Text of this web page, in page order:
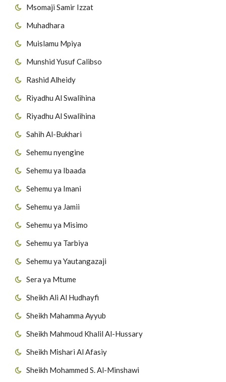
Msomaji Samir Izzat
Muhadhara
Muislamu Mpiya
Munshid Yusuf Calibso
Rashid Alheidy
Riyadhu Al Swalihina
Riyadhu Al Swalihina
Sahih Al-Bukhari
Sehemu nyengine
Sehemu ya Ibaada
Sehemu ya Imani
Sehemu ya Jamii
Sehemu ya Misimo
Sehemu ya Tarbiya
Sehemu ya Yautangazaji
Sera ya Mtume
Sheikh Ali Al Hudhayfi
Sheikh Mahamma Ayyub
Sheikh Mahmoud Khalil Al-Hussary
Sheikh Mishari Al Afasiy
Sheikh Mohammed S. Al-Minshawi